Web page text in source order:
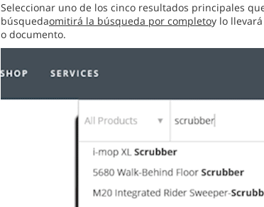
Seleccionar uno de los cinco resultados principales
búsquedaomitirá la búsqueda por completoy lo
o documento.